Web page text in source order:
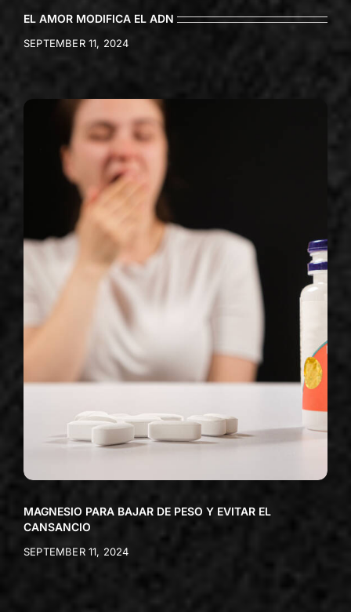
EL AMOR MODIFICA EL ADN
SEPTEMBER 11, 2024
MAGNESIO PARA BAJAR DE PESO Y EVITAR EL
CANSANCIO
SEPTEMBER 11, 2024